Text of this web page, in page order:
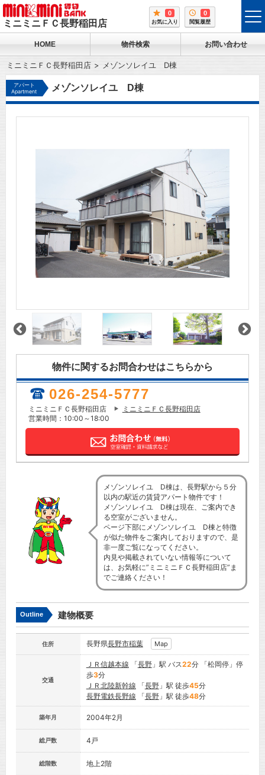
ミニミニＦＣ長野稲田店
0
お気に入り
0
閲覧履歴
HOME 物件検索 お問い合わせ
ミニミニＦＣ長野稲田店 メゾンソレイユ D棟
アパート
Apartment
メゾンソレイユ D棟
物件に関するお問合わせはこちらから
026-254-5777
ミニミニＦＣ長野稲田店
ミニミニＦＣ長野稲田店
営業時間：10:00～18:00
メゾンソレイユ D棟は、長野駅から５分
以内の駅近の賃貸アパート物件です！
メゾンソレイユ D棟は現在、ご案内でき
る空室がございません。
ページ下部にメゾンソレイユ D棟と特徴
が似た物件をご案内しておりますので、是
非一度ご覧になってください。
内見や掲載されていない情報等について
は、お気軽に”ミニミニＦＣ長野稲田店”ま
でご連絡ください！
Outline 建物概要
住所 長野県長野市稲葉 Map
交通
ＪＲ信越本線 「長野」駅 バス22分 「松岡停」停
歩3分
ＪＲ北陸新幹線 「長野」駅 徒歩45分
長野電鉄長野線 「長野」駅 徒歩48分
築年月 2004年2月
総戸数 4戸
総階数 地上2階